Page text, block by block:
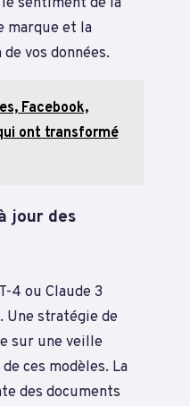
marque et la
vos données.
Facebook,
ont transformé
jour des
4 ou Claude 3
stratégie de
sur une veille
ces modèles. La
des documents